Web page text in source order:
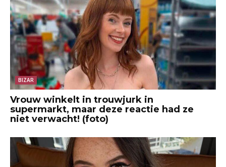
BIZAR
Vrouw winkelt in trouwjurk in
supermarkt, maar deze reactie had ze
niet verwacht! (foto)